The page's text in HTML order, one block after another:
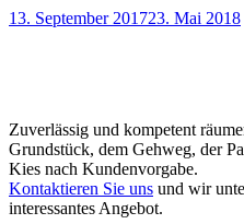
13. September 201723. Mai 2018
Zuverlässig und kompetent
Grundstück, dem Gehweg, der
Kies nach Kundenvorgabe.
Kontaktieren Sie uns und wir
interessantes Angebot.